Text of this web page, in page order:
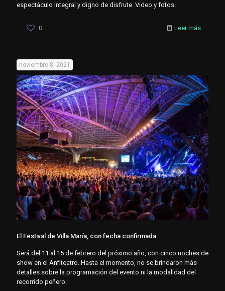
espectáculo integral y digno de disfrute. Video y fotos.
0 Leer más
noviembre 8, 2021
El Festival de Villa María, con fecha confirmada
Será del 11 al 15 de febrero del próximo año, con cinco noches de
show en el Anfiteatro. Hasta el momento, no se brindaron más
detalles sobre la programación del evento ni la modalidad del
recorrido peñero.